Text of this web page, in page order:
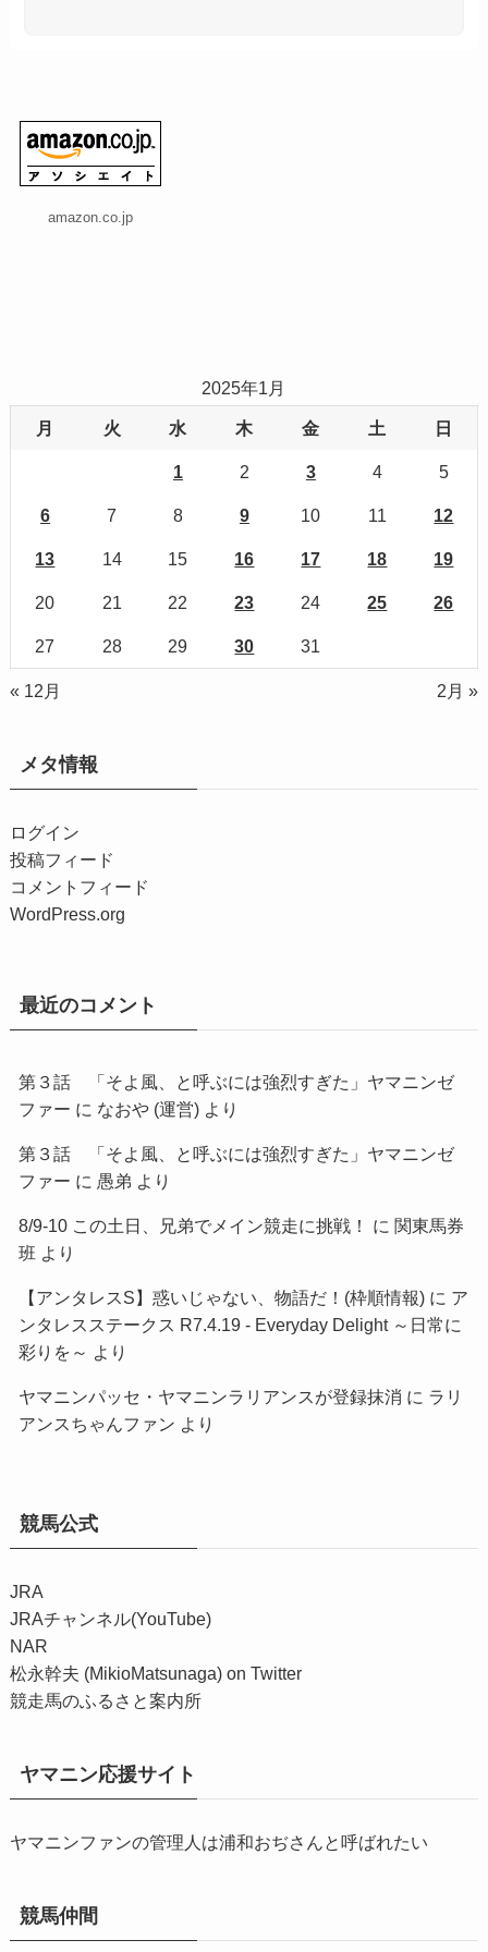
amazon.co.jp
2025年1月
月 火 水 木 金 土 日
1 2 3 4 5
6 7 8 9 10 11 12
13 14 15 16 17 18 19
20 21 22 23 24 25 26
27 28 29 30 31
« 12月 2月 »
メタ情報
ログイン
投稿フィード
コメントフィード
WordPress.org
最近のコメント
第３話 「そよ風、と呼ぶには強烈すぎた」ヤマニンゼ
ファー に なおや (運営)より
第３話 「そよ風、と呼ぶには強烈すぎた」ヤマニンゼ
ファー に 愚弟 より
8/9-10 この土日、兄弟でメイン競走に挑戦！ に 関東馬券
班 より
【アンタレスS】惑いじゃない、物語だ！(枠順情報)に ア
ンタレスステークス R7.4.19 - Everyday Delight ～日常に
彩りを～ より
ヤマニンパッセ・ヤマニンラリアンスが登録抹消 に ラリ
アンスちゃんファン より
競馬公式
JRA
JRAチャンネル(YouTube)
NAR
松永幹夫 (MikioMatsunaga) on Twitter
競走馬のふるさと案内所
ヤマニン応援サイト
ヤマニンファンの管理人は浦和おぢさんと呼ばれたい
競馬仲間